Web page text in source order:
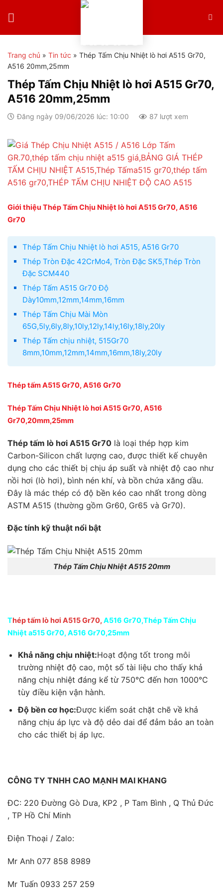
Trang chủ » Tin tức » Thép Tấm Chịu Nhiệt lò hơi A515 Gr70,
A516 20mm,25mm
Thép Tấm Chịu Nhiệt lò hơi A515 Gr70,
A516 20mm,25mm
Đăng ngày 09/06/2026 lúc: 10:00 87 lượt xem
Giới thiệu Thép Tấm Chịu Nhiệt lò hơi A515 Gr70, A516
Gr70
Thép Tấm Chịu Nhiệt lò hơi A515, A516 Gr70
Thép Tròn Đặc 42CrMo4, Tròn Đặc SK5,Thép Tròn
Đặc SCM440
Thép Tấm A515 Gr70 Độ
Dày10mm,12mm,14mm,16mm
Thép Tấm Chịu Mài Mòn
65G,5ly,6ly,8ly,10ly,12ly,14ly,16ly,18ly,20ly
Thép Tấm chịu nhiệt, 515Gr70
8mm,10mm,12mm,14mm,16mm,18ly,20ly
Thép tấm A515 Gr70, A516 Gr70
Thép Tấm Chịu Nhiệt lò hơi A515 Gr70, A516
Gr70,20mm,25mm
Thép tấm lò hơi A515 Gr70 là loại thép hợp kim
Carbon-Silicon chất lượng cao, được thiết kế chuyên
dụng cho các thiết bị chịu áp suất và nhiệt độ cao như
nồi hơi (lò hơi), bình nén khí, và bồn chứa xăng dầu.
Đây là mác thép có độ bền kéo cao nhất trong dòng
ASTM A515 (thường gồm Gr60, Gr65 và Gr70).
Đặc tính kỹ thuật nổi bật
Thép Tấm Chịu Nhiệt A515 20mm
Thép tấm lò hơi A515 Gr70, A516 Gr70,Thép Tấm Chịu
Nhiệt a515 Gr70, A516 Gr70,25mm
Khả năng chịu nhiệt:Hoạt động tốt trong môi
trường nhiệt độ cao, một số tài liệu cho thấy khả
năng chịu nhiệt đáng kể từ 750°C đến hơn 1000°C
tùy điều kiện vận hành.
Độ bền cơ học:Được kiểm soát chặt chẽ về khả
năng chịu áp lực và độ dẻo dai để đảm bảo an toàn
cho các thiết bị áp lực.
CÔNG TY TNHH CAO MẠNH MAI KHANG
ĐC: 220 Đường Gò Dưa, KP2 , P Tam Bình , Q Thủ Đức
, TP Hồ Chí Minh
Điện Thoại / Zalo:
Mr Anh 077 858 8989
Mr Tuấn 0933 257 259